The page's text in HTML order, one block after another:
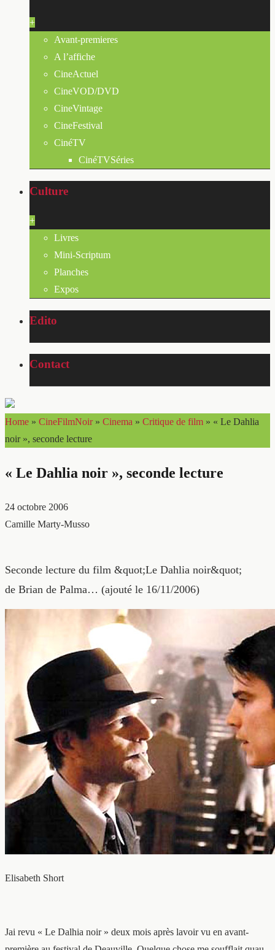
+
Avant-premieres
A l’affiche
CineActuel
CineVOD/DVD
CineVintage
CineFestival
CinéTV
CinéTVSéries
Culture
+
Livres
Mini-Scriptum
Planches
Expos
Edito
Contact
Home » CineFilmNoir» Cinema » Critique de film » « Le Dahlia
noir », seconde lecture
« Le Dahlia noir », seconde lecture
24 octobre 2006
Camille Marty-Musso
Seconde lecture du film &quot;Le Dahlia noir&quot;
de Brian de Palma… (ajouté le 16/11/2006)
Elisabeth Short
Jai revu « Le Dalhia noir » deux mois après lavoir vu en avant-